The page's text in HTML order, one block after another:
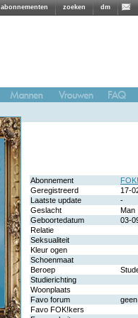
abonnementen zoeken dm
Abonnement
Geregistreerd
17-
Laatste update
-
Geslacht
Man
Geboortedatum
03-
Relatie
Seksualiteit
Kleur ogen
Schoenmaat
Beroep
Studierichting
Woonplaats
Favo forum
geen
Favo FOK!kers